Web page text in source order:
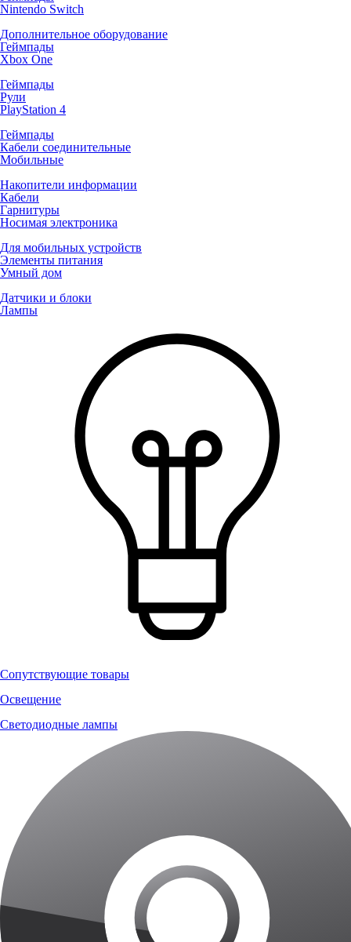
Nintendo Switch
Дополнительное оборудование
Геймпады
Xbox One
Геймпады
Рули
PlayStation 4
Геймпады
Кабели соединительные
Мобильные
Накопители информации
Кабели
Гарнитуры
Носимая электроника
Для мобильных устройств
Элементы питания
Умный дом
Датчики и блоки
Лампы
Сопутствующие товары
Освещение
Светодиодные лампы